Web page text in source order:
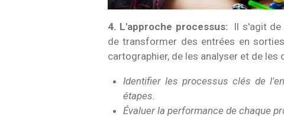
4. L'approche processus: Il s'agit de
de transformer des entrées en
cartographier, de les analyser et de les
Identifier les processus clés de
étapes.
Évaluer la performance de chaque